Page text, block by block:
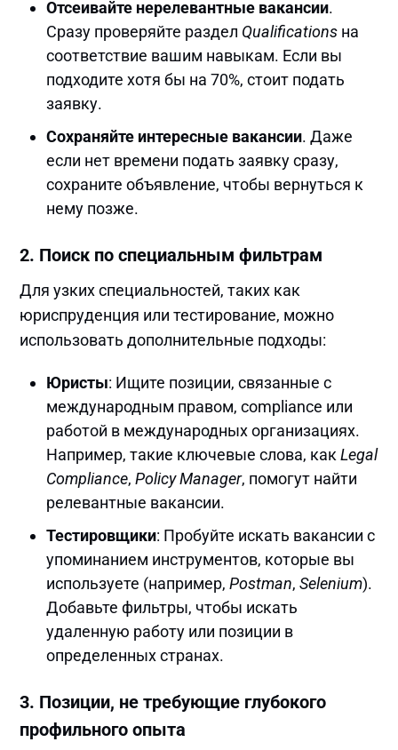
Отсеивайте нерелевантные вакансии.
Сразу проверяйте раздел Qualifications на
соответствие вашим навыкам. Если вы
подходите хотя бы на 70%, стоит подать
заявку.
Сохраняйте интересные вакансии. Даже
если нет времени подать заявку сразу,
сохраните объявление, чтобы вернуться к
нему позже.
2. Поиск по специальным фильтрам
Для узких специальностей, таких как
юриспруденция или тестирование, можно
использовать дополнительные подходы:
Юристы: Ищите позиции, связанные с
международным правом, compliance или
работой в международных организациях.
Например, такие ключевые слова, какLegal
Compliance,Policy Manager, помогут найти
релевантные вакансии.
Тестировщики: Пробуйте искать вакансии с
упоминанием инструментов, которые вы
используете (например,Postman,Selenium).
Добавьте фильтры, чтобы искать
удаленную работу или позиции в
определенных странах.
3. Позиции, не требующие глубокого
профильного опыта